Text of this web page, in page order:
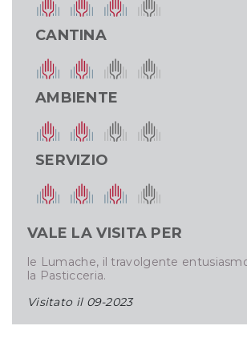
CANTINA
AMBIENTE
SERVIZIO
VALE LA VISITA PER
le Lumache, il travolgente
la Pasticceria.
Visitato il 09-2023